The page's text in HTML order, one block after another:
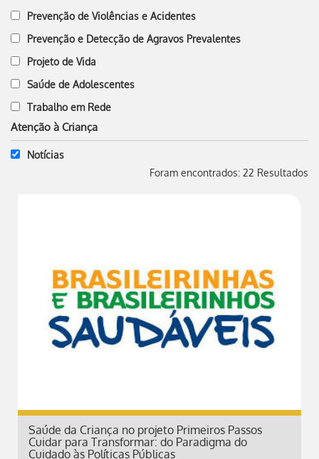
Prevenção de Violências e Acidentes
Prevenção e Detecção de Agravos Prevalentes
Projeto de Vida
Saúde de Adolescentes
Trabalho em Rede
Atenção à Criança
Notícias
Foram encontrados: 22 Resultados
Saúde da Criança no projeto Primeiros Passos
Cuidar para Transformar: do Paradigma do
Cuidado às Políticas Públicas